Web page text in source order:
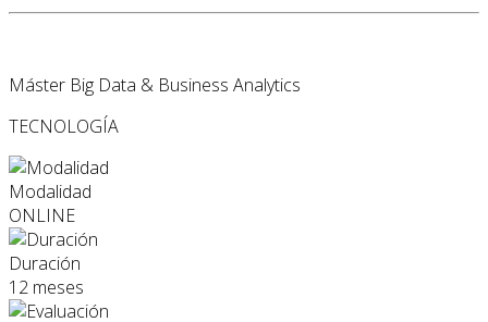
Máster Big Data & Business Analytics
TECNOLOGÍA
Modalidad
ONLINE
Duración
12 meses